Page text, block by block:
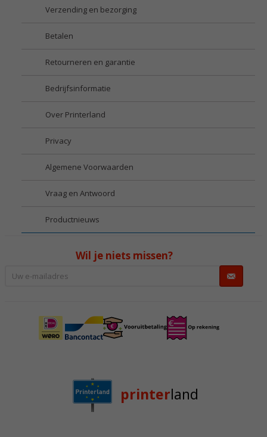
Verzending en bezorging
Betalen
Retourneren en garantie
Bedrijfsinformatie
Over Printerland
Privacy
Algemene Voorwaarden
Vraag en Antwoord
Productnieuws
Wil je niets missen?
printerland